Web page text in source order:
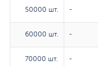
50000 шт.
60000 шт.
70000 шт.
50000 шт. -
60000 шт. -
70000 шт. -